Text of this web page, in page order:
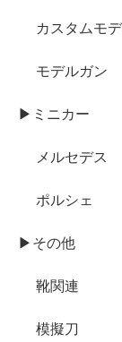
カスタムモ
モデルガン
▶ミニカー
メルセデス
ポルシェ
▶その他
靴関連
模擬刀